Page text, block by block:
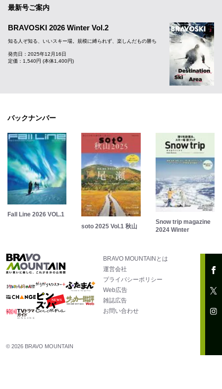
最新号ご案内
BRAVOSKI 2026 Winter Vol.2
知る人ぞ知る、いいスキー場。規模に縛られず、楽しんだもの勝ち
発売日：2025年12月16日
定価：1,540円 (本体1,400円)
バックナンバー
Fall Line 2026 VOL.1
soto 2025 Vol.1 秋山
Snow trip magazine
2024 Winter
BRAVO MOUNTAINとは
運営会社
プライバシーポリシー
Web広告
雑誌広告
お問い合わせ
© 2026 BRAVO MOUNTAIN